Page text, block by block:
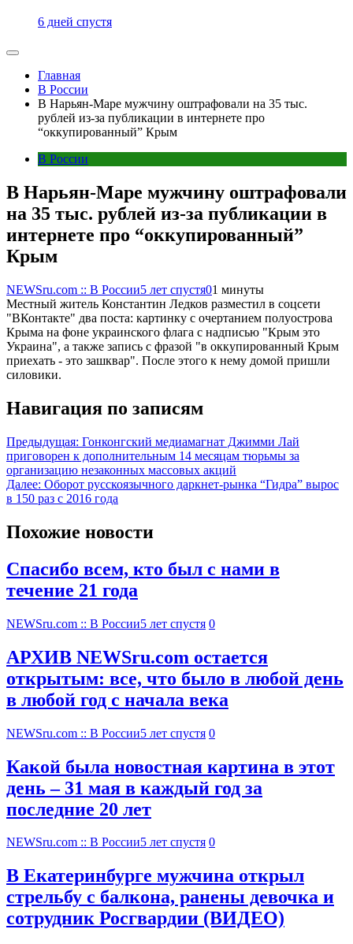
6 дней спустя
Главная
В России
В Нарьян-Маре мужчину оштрафовали на 35 тыс.
рублей из-за публикации в интернете про
“оккупированный” Крым
В России
В Нарьян-Маре мужчину оштрафовали
на 35 тыс. рублей из-за публикации в
интернете про “оккупированный”
Крым
NEWSru.com :: В России5 лет спустя01 минуты
Местный житель Константин Ледков разместил в соцсети
"ВКонтакте" два поста: картинку с очертанием полуострова
Крыма на фоне украинского флага с надписью "Крым это
Украина", а также запись с фразой "в оккупированный Крым
приехать - это зашквар". После этого к нему домой пришли
силовики.
Навигация по записям
Предыдущая: Гонконгский медиамагнат Джимми Лай
приговорен к дополнительным 14 месяцам тюрьмы за
организацию незаконных массовых акций
Далее: Оборот русскоязычного даркнет-рынка “Гидра” вырос
в 150 раз с 2016 года
Похожие новости
Спасибо всем, кто был с нами в
течение 21 года
NEWSru.com :: В России5 лет спустя 0
АРХИВ NEWSru.com остается
открытым: все, что было в любой день
в любой год с начала века
NEWSru.com :: В России5 лет спустя 0
Какой была новостная картина в этот
день – 31 мая в каждый год за
последние 20 лет
NEWSru.com :: В России5 лет спустя 0
В Екатеринбурге мужчина открыл
стрельбу с балкона, ранены девочка и
сотрудник Росгвардии (ВИДЕО)